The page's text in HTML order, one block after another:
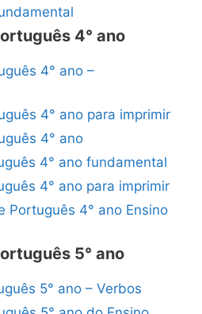
4° ano
4° ano –
4° ano para imprimir
4° ano
4° ano fundamental
4° ano para imprimir
Português 4° ano Ensino
5° ano
5° ano – Verbos